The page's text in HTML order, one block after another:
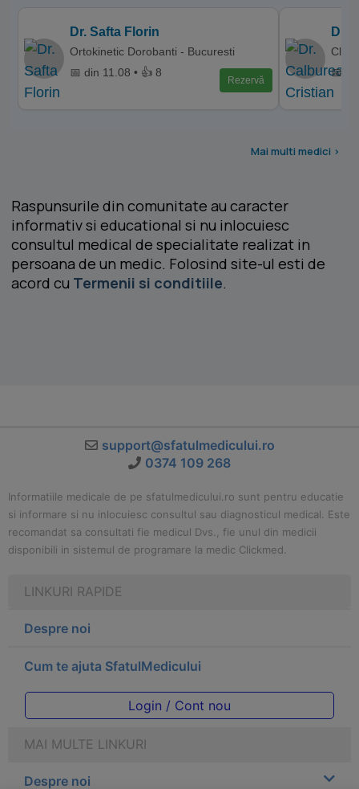
Dr. Safta Florin
Ortokinetic Dorobanti - Bucuresti
📅 din 11.08 • 👍 8
Rezervă
Dr.
📅
Mai multi medici >
Raspunsurile din comunitate au caracter
informativ si educational si nu inlocuiesc
consultul medical de specialitate realizat in
persoana de un medic. Folosind site-ul esti de
acord cu Termenii si conditiile.
support@sfatulmedicului.ro
0374 109 268
Informatiile medicale de pe sfatulmedicului.ro sunt pentru educatie
si informare si nu inlocuiesc consultul sau diagnosticul medical. Este
recomandat sa consultati fie medicul Dvs., fie unul din medicii
disponibili in sistemul de programare la medic Clickmed.
LINKURI RAPIDE
Despre noi
Cum te ajuta SfatulMedicului
Login / Cont nou
MAI MULTE LINKURI
Despre noi